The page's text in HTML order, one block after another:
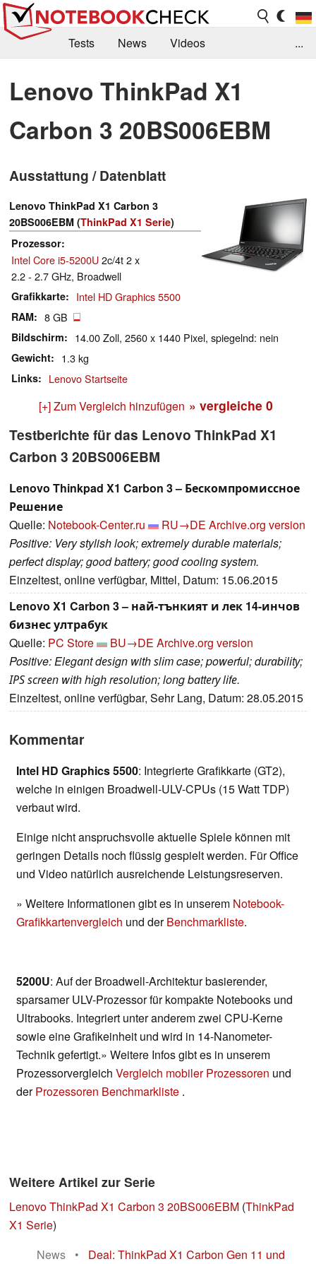
Tests News
Videos
Kaufberatung
Deals Suche
Jobs
Forum
...
Lenovo ThinkPad X1
Carbon 3 20BS006EBM
Ausstattung / Datenblatt
Lenovo ThinkPad X1 Carbon 3
20BS006EBM (ThinkPad X1 Serie)
Prozessor
Intel Core i5-5200U2c/4t 2 x
2.2 - 2.7 GHz, Broadwell
Grafikkarte Intel HD Graphics 5500
RAM 8 GB
Bildschirm 14.00 Zoll, 2560 x 1440 Pixel, spiegelnd: nein
Gewicht 1.3 kg
Links Lenovo Startseite
[+] Zum Vergleich hinzufügen » vergleiche 0
Testberichte für das Lenovo ThinkPad X1
Carbon 3 20BS006EBM
Lenovo Thinkpad X1 Carbon 3 – Бескомпромиссное
Решение
Quelle: Notebook-Center.ru RU→DE Archive.org version
Positive: Very stylish look; extremely durable materials;
perfect display; good battery; good cooling system.
Einzeltest, online verfügbar, Mittel, Datum: 15.06.2015
Lenovo X1 Carbon 3 – най-тънкият и лек 14-инчов
бизнес ултрабук
Quelle: PC Store BU→DE Archive.org version
Positive: Elеgаnt dеѕіgn with ѕlіm case; powerful; durаbіlіtу;
ІРЅ ѕсrееn wіth hіgh rеѕоlutіоn; long bаttеrу lіfе.
Einzeltest, online verfügbar, Sehr Lang, Datum: 28.05.2015
Kommentar
Intel HD Graphics 5500: Integrierte Grafikkarte (GT2),
welche in einigen Broadwell-ULV-CPUs (15 Watt TDP)
verbaut wird.
Einige nicht anspruchsvolle aktuelle Spiele können mit
geringen Details noch flüssig gespielt werden. Für Office
und Video natürlich ausreichende Leistungsreserven.
» Weitere Informationen gibt es in unserem Notebook-
Grafikkartenvergleich und derBenchmarkliste.
5200U: Auf der Broadwell-Architektur basierender,
sparsamer ULV-Prozessor für kompakte Notebooks und
Ultrabooks. Integriert unter anderem zwei CPU-Kerne
sowie eine Grafikeinheit und wird in 14-Nanometer-
Technik gefertigt.» Weitere Infos gibt es in unserem
Prozessorvergleich Vergleich mobiler Prozessoren und
derProzessoren Benchmarkliste .
Weitere Artikel zur Serie
Lenovo ThinkPad X1 Carbon 3 20BS006EBM (ThinkPad
X1 Serie)
News
•
Deal: ThinkPad X1 Carbon Gen 11 und